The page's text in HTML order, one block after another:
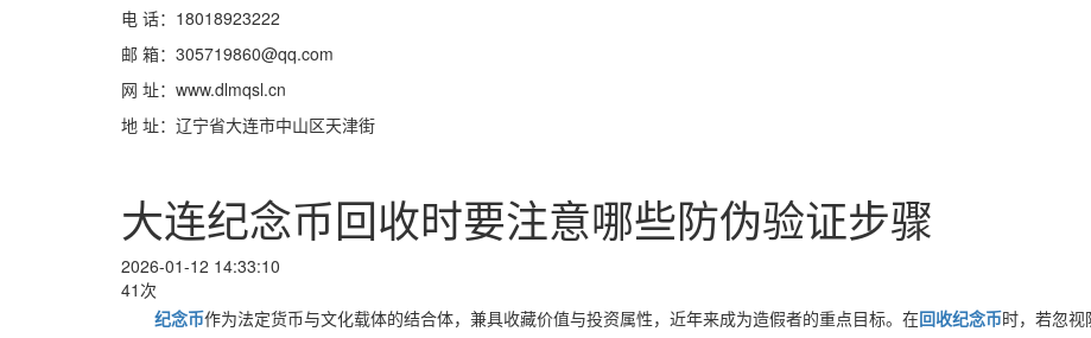
电 话：18018923222
邮 箱：305719860@qq.com
网 址：www.dlmqsl.cn
地 址：辽宁省大连市中山区天津街
大连纪念币回收时要注意哪些防伪验证步骤
2026-01-12 14:33:10
41次
纪念币作为法定货币与文化载体的结合体，兼具收藏价值与投资属性，近年来成为造假者的重点目标。在回收纪念币时，若忽